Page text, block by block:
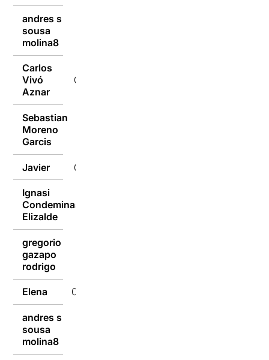
andres s
sousa
molina8
Carlos
Vivó
Aznar
03/10/2016
Sebastian
Moreno
Garcis
Javier 03/10/2016
Ignasi
Condeminas
Elizalde
gregorio
gazapo
rodrigo
Elena 03/10/2016
andres s
sousa
molina8